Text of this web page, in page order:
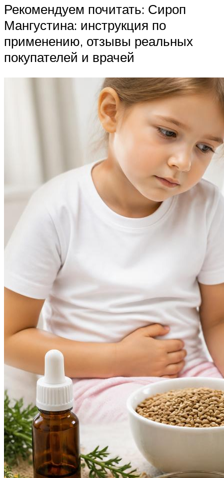
Рекомендуем почитать: Сироп
Мангустина: инструкция по
применению, отзывы реальных
покупателей и врачей